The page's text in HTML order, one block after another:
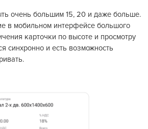
очень большим 15, 20 и даже больше.
в мобильном интерфейсе большого
карточки по высоте и просмотру
синхронно и есть возможность